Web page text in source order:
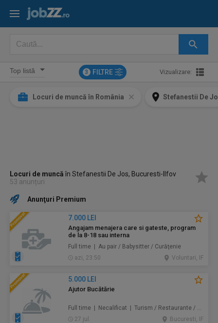
3 FILTRE Vizualizare:
Locuri de muncă în România Stefanestii De
Locuri de muncăîn Stefanestii De Jos, Bucuresti-Ilfov
53 anunțuri
Anunţuri Premium
7.000 LEI
Angajam menajera care si gateste, program
de la 8-18 sau interna
Full time | Au pair / Babysitter / Curăţenie
azi, 23:50
Voluntari, IF
5.000 LEI
Ajutor Bucătărie
Full time | Necalificat | Turism / Restaurante / Hoteluri
27 jul.
Bucuresti, IF